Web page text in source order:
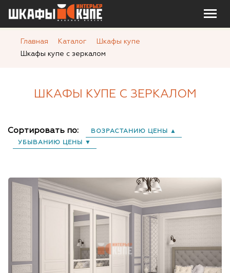
Главная Каталог
Шкафы купе
Шкафы купе с зеркалом
ШКАФЫ КУПЕ С ЗЕРКАЛОМ
Сортировать по:
ВОЗРАСТАНИЮ ЦЕНЫ ▲
УБЫВАНИЮ ЦЕНЫ ▼